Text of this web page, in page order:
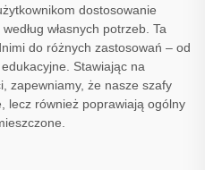
dostosowanie
własnych potrzeb. Ta
do różnych zastosowań – od
Stawiając na
zapewniamy, że nasze szafy
lecz również poprawiają ogólny